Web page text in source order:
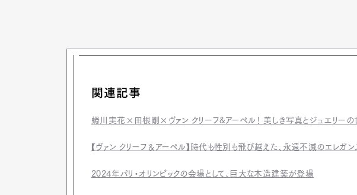
関連記事
蜷川実花×田根剛×ヴァン クリーフ&アーペル！ 美しき写真とジュエリーの
【ヴァン クリーフ＆アーペル】時代も性別も飛び越えた、永遠不滅のエレガン
2024年パリ・オリンピックの会場として、巨大な木造建築が登場